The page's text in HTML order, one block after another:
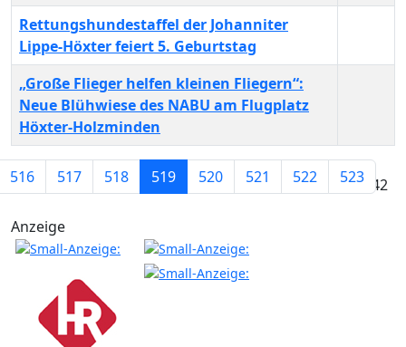
Beiträge
Rettungshundestaffel der Johanniter
Lippe-Höxter feiert 5. Geburtstag
„Große Flieger helfen kleinen Fliegern“:
Neue Blühwiese des NABU am Flugplatz
Höxter-Holzminden
Seite 519 von 742
516 517 518 519 520 521 522 523
Anzeige